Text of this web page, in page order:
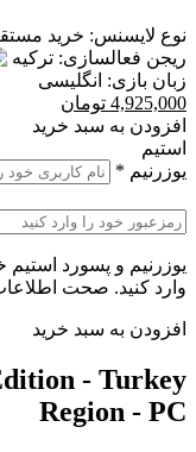
نوع لایسنس: خرید
ریجن فعالسازی: ترکیه
زبان بازی: انگلیسی
4,925,000 تومان
افزودن به سبد خرید
استیم
یوزرنیم *
یوزرنیم و پسورد
وارد کنید. صحت
افزودن به سبد خرید
- Turkey
Region - PC